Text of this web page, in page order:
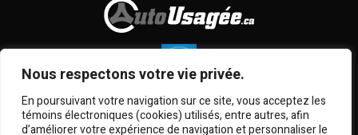
Nous respectons votre vie privée.
En poursuivant votre navigation sur ce site, vous acceptez les
témoins électroniques (cookies) utilisés, entre autres, afin
d’améliorer votre expérience de navigation et personnaliser le